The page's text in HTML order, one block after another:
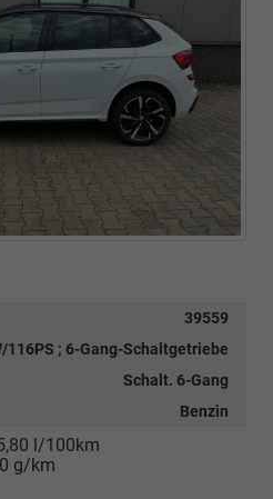
39559
116PS ; 6-Gang-Schaltgetriebe
Schalt. 6-Gang
Benzin
l/100km
g/km